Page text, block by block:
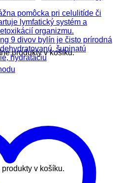
produkty v košíku.
v košíku.